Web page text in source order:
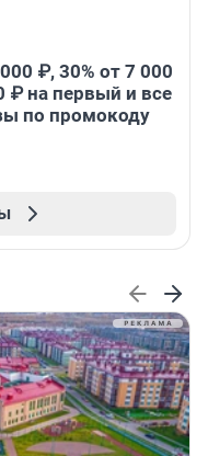
₽, 30% от 7 000
₽ на первый и все
по промокоду